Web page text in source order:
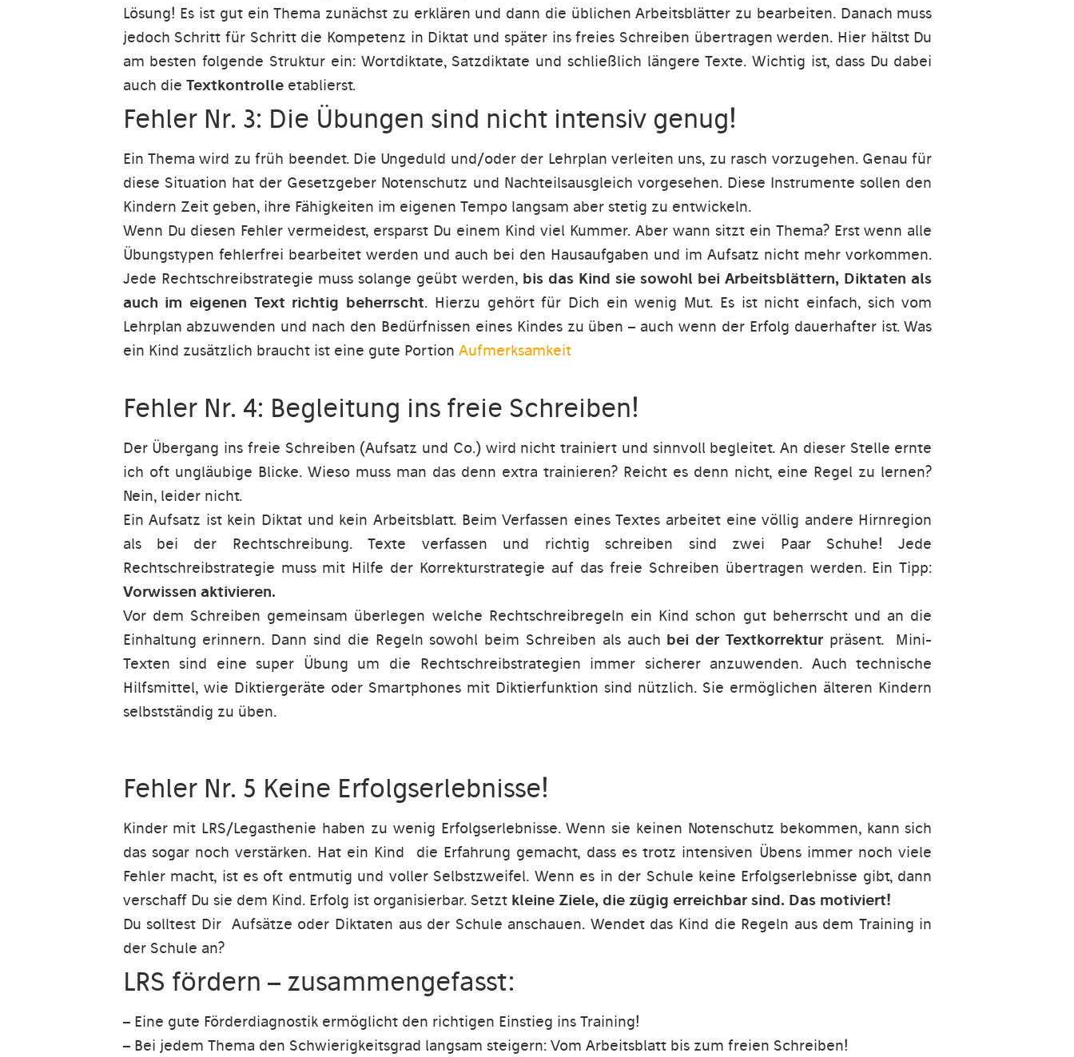
Lösung! Es ist gut ein Thema zunächst zu erklären und dann die üblichen Arbeitsblätter zu bearbeiten. Danach muss
jedoch Schritt für Schritt die Kompetenz in Diktat und später ins freies Schreiben übertragen werden. Hier hältst Du
am besten folgende Struktur ein: Wortdiktate, Satzdiktate und schließlich längere Texte. Wichtig ist, dass Du dabei
auch die Textkontrolleetablierst.
Fehler Nr. 3: Die Übungen sind nicht intensiv genug!
Ein Thema wird zu früh beendet. Die Ungeduld und/oder der Lehrplan verleiten uns, zu rasch vorzugehen. Genau für
diese Situation hat der Gesetzgeber Notenschutz und Nachteilsausgleich vorgesehen. Diese Instrumente sollen den
Kindern Zeit geben, ihre Fähigkeiten im eigenen Tempo langsam aber stetig zu entwickeln.
Wenn Du diesen Fehler vermeidest, ersparst Du einem Kind viel Kummer. Aber wann sitzt ein Thema? Erst wenn alle
Übungstypen fehlerfrei bearbeitet werden und auch bei den Hausaufgaben und im Aufsatz nicht mehr vorkommen.
Jede Rechtschreibstrategie muss solange geübt werden, bis das Kind sie sowohl bei Arbeitsblättern, Diktaten als
auch im eigenen Text richtig beherrscht. Hierzu gehört für Dich ein wenig Mut. Es ist nicht einfach, sich vom
Lehrplan abzuwenden und nach den Bedürfnissen eines Kindes zu üben – auch wenn der Erfolg dauerhafter ist. Was
ein Kind zusätzlich braucht ist eine gute Portion Aufmerksamkeit
Fehler Nr. 4: Begleitung ins freie Schreiben!
Der Übergang ins freie Schreiben (Aufsatz und Co.) wird nicht trainiert und sinnvoll begleitet. An dieser Stelle ernte
ich oft ungläubige Blicke. Wieso muss man das denn extra trainieren? Reicht es denn nicht, eine Regel zu lernen?
Nein, leider nicht.
Ein Aufsatz ist kein Diktat und kein Arbeitsblatt. Beim Verfassen eines Textes arbeitet eine völlig andere Hirnregion
als bei der Rechtschreibung. Texte verfassen und richtig schreiben sind zwei Paar Schuhe! Jede
Rechtschreibstrategie muss mit Hilfe der Korrekturstrategie auf das freie Schreiben übertragen werden. Ein Tipp:
Vorwissen aktivieren.
Vor dem Schreiben gemeinsam überlegen welche Rechtschreibregeln ein Kind schon gut beherrscht und an die
Einhaltung erinnern. Dann sind die Regeln sowohl beim Schreiben als auch bei der Textkorrektur präsent. Mini-
Texten sind eine super Übung um die Rechtschreibstrategien immer sicherer anzuwenden. Auch technische
Hilfsmittel, wie Diktiergeräte oder Smartphones mit Diktierfunktion sind nützlich. Sie ermöglichen älteren Kindern
selbstständig zu üben.
Fehler Nr. 5 Keine Erfolgserlebnisse!
Kinder mit LRS/Legasthenie haben zu wenig Erfolgserlebnisse. Wenn sie keinen Notenschutz bekommen, kann sich
das sogar noch verstärken. Hat ein Kind die Erfahrung gemacht, dass es trotz intensiven Übens immer noch viele
Fehler macht, ist es oft entmutig und voller Selbstzweifel. Wenn es in der Schule keine Erfolgserlebnisse gibt, dann
verschaff Du sie dem Kind. Erfolg ist organisierbar. Setzt kleine Ziele, die zügig erreichbar sind. Das motiviert!
Du solltest Dir Aufsätze oder Diktaten aus der Schule anschauen. Wendet das Kind die Regeln aus dem Training in
der Schule an?
LRS fördern – zusammengefasst:
– Eine gute Förderdiagnostik ermöglicht den richtigen Einstieg ins Training!
– Bei jedem Thema den Schwierigkeitsgrad langsam steigern: Vom Arbeitsblatt bis zum freien Schreiben!